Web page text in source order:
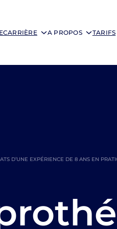
CARRIÈRE A PROPOS TARIFS
D’UNE EXPÉRIENCE DE 8 ANS EN